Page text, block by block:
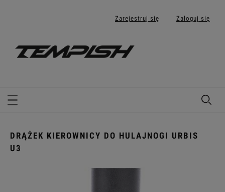
Zarejestruj się Zaloguj się
DRĄŻEK KIEROWNICY DO HULAJNOGI URBIS
U3